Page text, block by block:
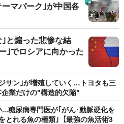
マパーク｣が中国各
と煽った悲惨な結
｣でロシアに向かった
サン｣が増殖していく…トヨタも三
業だけの"構造的欠陥"
糖尿病専門医が｢がん･動脈硬化を
とれる魚の種類｣【最強の魚活術3